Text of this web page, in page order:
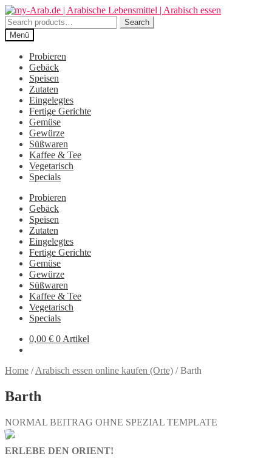
Zur
Navigation
springen
Zum
Inhalt
springen
Search
for:
Search
Menü
Probieren
Gebäck
Speisen
Zutaten
Eingelegtes
Fertige Gerichte
Gemüse
Gewürze
Süßwaren
Kaffee & Tee
Vegetarisch
Specials
Probieren
Gebäck
Speisen
Zutaten
Eingelegtes
Fertige Gerichte
Gemüse
Gewürze
Süßwaren
Kaffee & Tee
Vegetarisch
Specials
0,00 € 0 Artikel
Home /Arabisch essen online kaufen (Orte) /Barth
Barth
NORMAL BEITRAG OHNE SPEZIAL TEMPLATE
ERLEBE DEN ORIENT!